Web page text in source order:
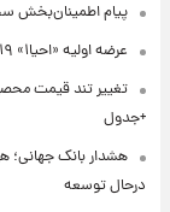
پیام اطمینان‌بخش
عرضه اولیه «احیا۱» ۱۹ مرداد در فرابورس
+جدول
هشدار بانک
درحال توسعه